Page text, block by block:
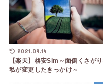
2021.09.14
【楽天】格安Sim～面倒くさが
私が変更したきっかけ～